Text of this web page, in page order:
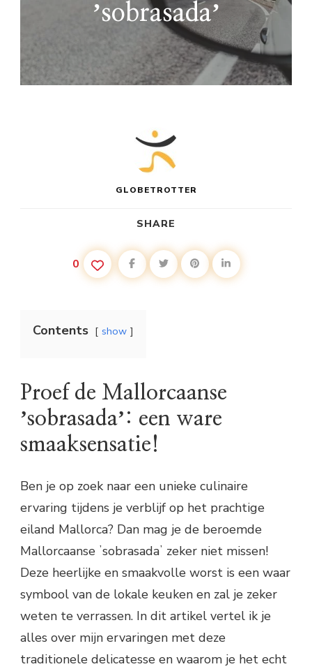
ʼsobrasadaʼ
GLOBETROTTER
SHARE
0
Contents show
Proef de Mallorcaanse
ʼsobrasadaʼ: een ware
smaaksensatie!
Ben je op zoek naar een unieke culinaire
ervaring tijdens je verblijf op het prachtige
eiland Mallorca? Dan mag je de beroemde
Mallorcaanse ʼsobrasadaʼ zeker niet missen!
Deze heerlijke en smaakvolle worst is een waar
symbool van de lokale keuken en zal je zeker
weten te verrassen. In dit artikel vertel ik je
alles over mijn ervaringen met deze
traditionele delicatesse en waarom je het echt